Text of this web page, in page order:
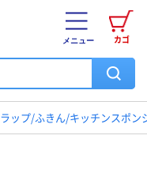
カゴ
メニュー
ラップ/ふきん/キッチンスポン